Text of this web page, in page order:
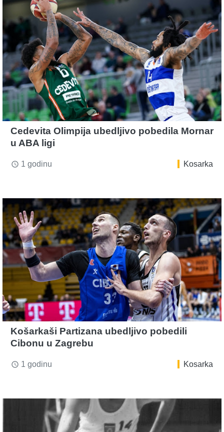
Cedevita Olimpija ubedljivo pobedila Mornar
u ABA ligi
access_time 1 godinu Kosarka
Košarkaši Partizana ubedljivo pobedili
Cibonu u Zagrebu
access_time 1 godinu Kosarka